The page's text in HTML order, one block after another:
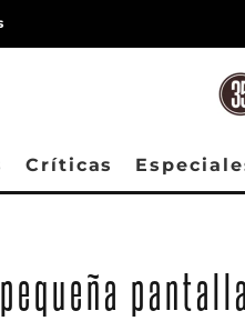
Críticas